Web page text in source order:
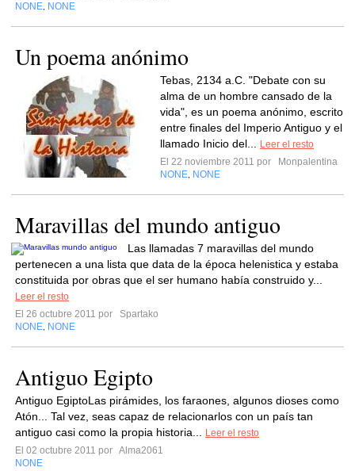
NONE NONE
Un poema anónimo
Tebas, 2134 a.C. "Debate con su
alma de un hombre cansado de la
vida", es un poema anónimo, escrito
entre finales del Imperio Antiguo y el
llamado Inicio del...
Leer el resto
El 22 noviembre 2011 por
Monpalentina
NONE NONE
Maravillas del mundo antiguo
Las llamadas 7 maravillas del mundo
pertenecen a una lista que data de la época helenistica y estaba
constituida por obras que el ser humano había construido y...
Leer el resto
El 26 octubre 2011 por
Spartako
NONE NONE
Antiguo Egipto
Antiguo EgiptoLas pirámides, los faraones, algunos dioses como
Atón... Tal vez, seas capaz de relacionarlos con un país tan
antiguo casi como la propia historia...
Leer el resto
El 02 octubre 2011 por Alma2061
NONE